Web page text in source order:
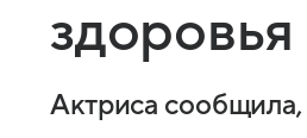
здоровья
Актриса сообщила,